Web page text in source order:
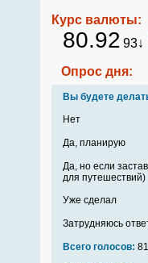
Курс валюты:
80.92 93↓
Опрос дня:
Вы будете
Нет
Да, планирую
Да, но если
для путешествий)
Уже сделал
Затрудняюсь
Всего голосов: 81